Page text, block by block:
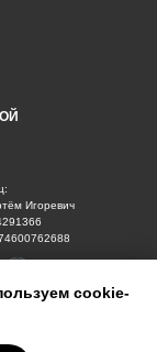
cookie-
Игоревич
физ. лиц